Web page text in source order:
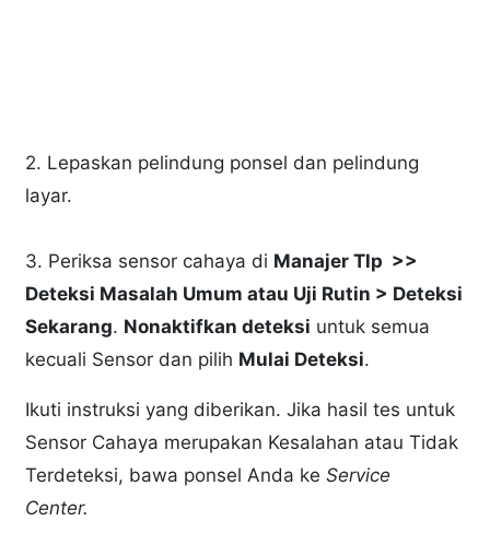
2. Lepaskan pelindung ponsel dan pelindung
layar.
3. Periksa sensor cahaya di Manajer Tlp >>
Deteksi Masalah Umum atau Uji Rutin > Deteksi
Sekarang. Nonaktifkan deteksi untuk semua
kecuali Sensor dan pilih Mulai Deteksi.
Ikuti instruksi yang diberikan. Jika hasil tes untuk
Sensor Cahaya merupakan Kesalahan atau Tidak
Terdeteksi, bawa ponsel Anda keService
Center.